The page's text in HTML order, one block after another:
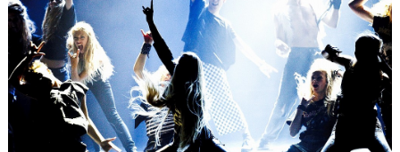
Våra lärare
Styrelsen
Showcase